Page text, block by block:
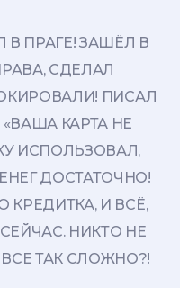
В ПРАГЕ! ЗАШЁЛ В
СДЕЛАЛ
ПИСАЛ
КАРТА НЕ
ИСПОЛЬЗОВАЛ,
ДОСТАТОЧНО!
КРЕДИТКА, И ВСЁ,
НИКТО НЕ
ТАК СЛОЖНО?!